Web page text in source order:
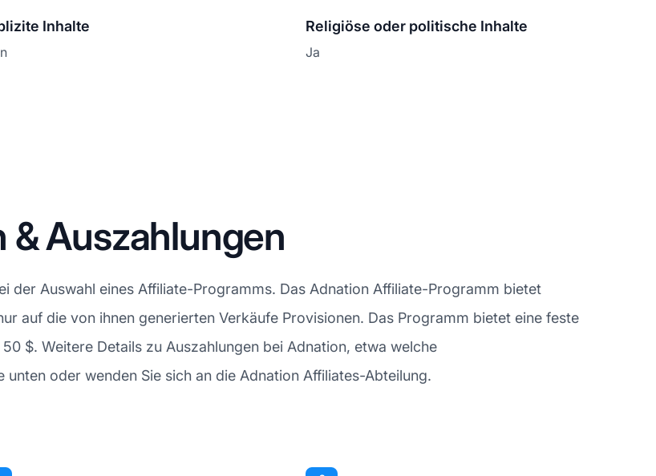
Inhalte Religiöse oder politische Inhalte
Ja
Auszahlungen
der Auswahl eines Affiliate-Programms. Das Adnation Affiliate-Programm bietet
auf die von ihnen generierten Verkäufe Provisionen. Das Programm bietet eine feste
$. Weitere Details zu Auszahlungen bei Adnation, etwa welche
oder wenden Sie sich an die Adnation Affiliates-Abteilung.